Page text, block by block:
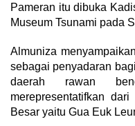
Pameran itu dibuka
Museum Tsunami pada
Almuniza
sebagai penyadaran
daerah rawan
merepresentatifkan
Besar yaitu Gua Euk